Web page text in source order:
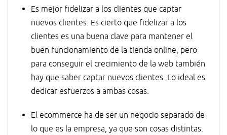
Es mejor fidelizar a los clientes que captar
nuevos clientes. Es cierto que fidelizar a los
clientes es una buena clave para mantener el
buen funcionamiento de la tienda online, pero
para conseguir el crecimiento de la web también
hay que saber captar nuevos clientes. Lo ideal es
dedicar esfuerzos a ambas cosas.
El ecommerce ha de ser un negocio separado de
lo que es la empresa, ya que son cosas distintas.